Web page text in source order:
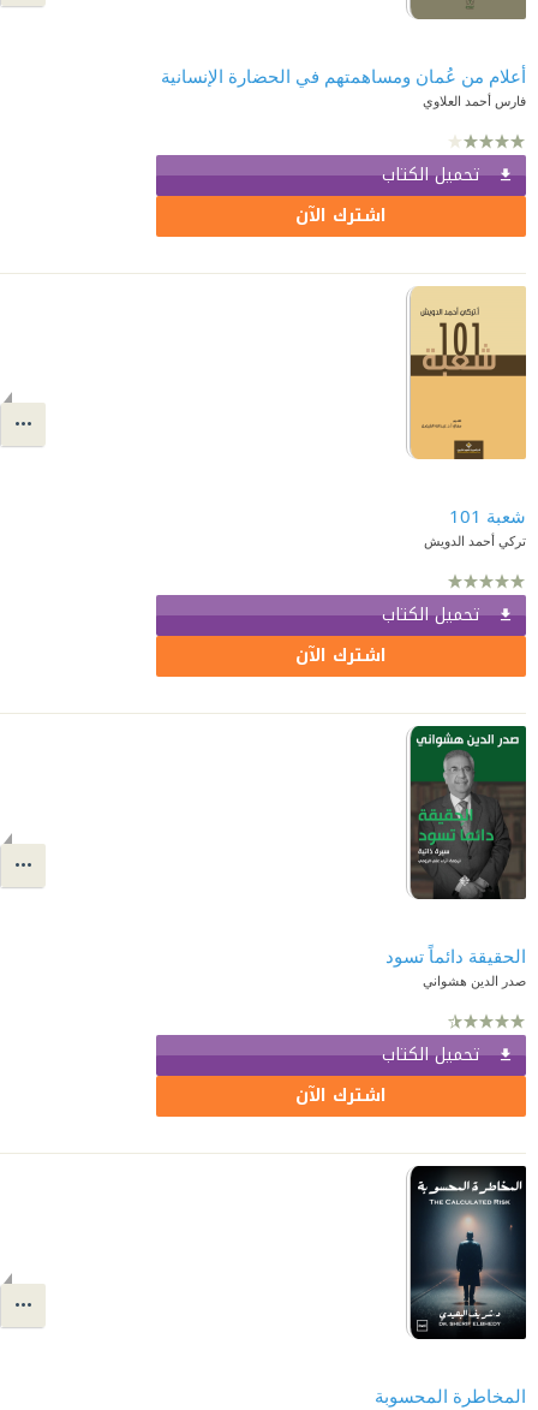
أعلام من عُمان ومساهمتهم في الحضارة الإنسانية
فارس أحمد العلاوي
تحميل الكتاب
اشترك الآن
شعبة 101
تركي أحمد الدويش
تحميل الكتاب
اشترك الآن
الحقيقة دائماً تسود
صدر الدين هشواني
تحميل الكتاب
اشترك الآن
المخاطرة المحسوبة